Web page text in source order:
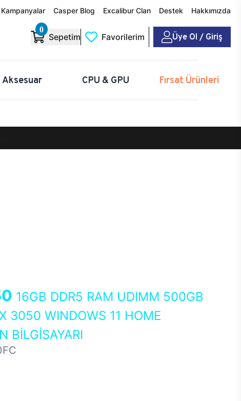
Kampanyalar Casper Blog Excalibur Clan Destek Hakkımızda
0
Sepetim Favorilerim Üye Ol / Giriş
Aksesuar CPU & GPU Fırsat Ürünleri
16GB DDR5 RAM UDIMM 500GB
3050 WINDOWS 11 HOME
BİLGİSAYARI